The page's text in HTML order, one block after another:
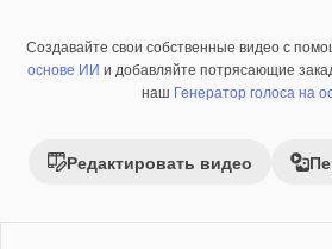
ПремиумСозданные при помощи ИИ
Создавайте свои собственные видео с
основе ИИ и добавляйте потрясающие
наш Генератор голоса на
Редактировать видео